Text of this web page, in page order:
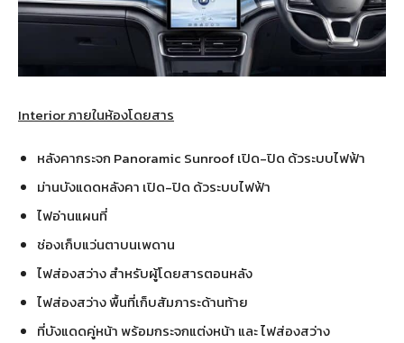
Interior ภายในห้องโดยสาร
หลังคากระจก Panoramic Sunroof เปิด-ปิด ด้วระบบไฟฟ้า
ม่านบังแดดหลังคา เปิด-ปิด ด้วระบบไฟฟ้า
ไฟอ่านแผนที่
ช่องเก็บแว่นตาบนเพดาน
ไฟส่องสว่าง สำหรับผู้โดยสารตอนหลัง
ไฟส่องสว่าง พื้นที่เก็บสัมภาระด้านท้าย
ที่บังแดดคู่หน้า พร้อมกระจกแต่งหน้า และ ไฟส่องสว่าง